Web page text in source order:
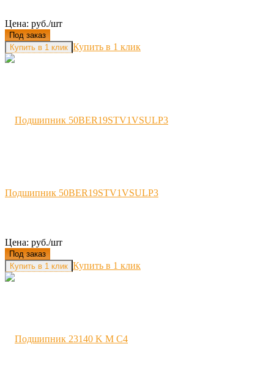
Цена: руб./шт
Под заказ
Купить в 1 клик
Подшипник 50BER19STV1VSULP3
Цена: руб./шт
Под заказ
Купить в 1 клик